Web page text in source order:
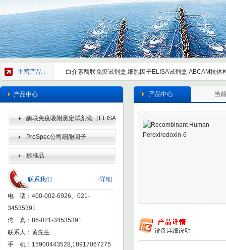
主营产品： 白介素酶联免疫试剂盒,细胞因子ELISA试剂盒,ABCAM抗体
产品中心
酶联免疫吸附测定试剂盒（ELISA
KIT） ProSpec公司细胞因子
标准品
+详细
联系我们
电 话：400-002-6926、021-
34535391
传 真：86-021-34535391
联系人：黄先生
手 机：15900443528,18917067275
当
产品中心